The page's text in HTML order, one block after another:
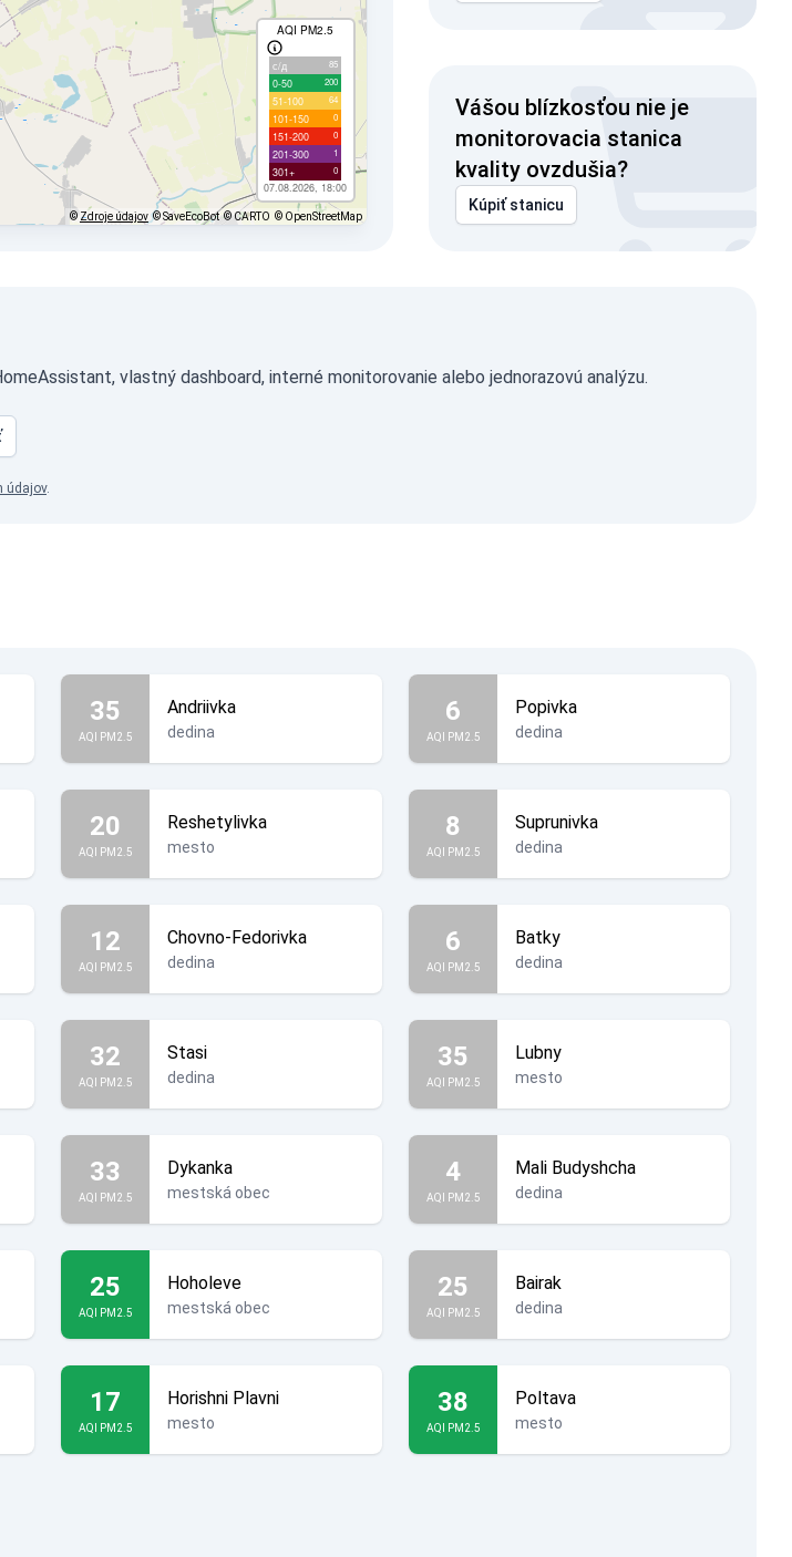
AQI PM2.5
с/д 85
0-50 200
51-100 64
101-150 0
151-200 0
201-300 1
301+ 0
07.08.2026, 18:00
© Zdroje údajov © SaveEcoBot © CARTO © OpenStreetMap
Vášou blízkosťou nie je
monitorovacia stanica
kvality ovzdušia?
Kúpiť stanicu
vlastný dashboard, interné monitorovanie alebo jednorazovú analýzu.
údajov.
35
AQI PM2.5
Andriivka
dedina
6
AQI PM2.5
Popivka
dedina
20
AQI PM2.5
Reshetylivka
mesto
8
AQI PM2.5
Suprunivka
dedina
12
AQI PM2.5
Chovno-Fedorivka
dedina
6
AQI PM2.5
Batky
dedina
32
AQI PM2.5
Stasi
dedina
35
AQI PM2.5
Lubny
mesto
33
AQI PM2.5
Dykanka
mestská obec
4
AQI PM2.5
Mali Budyshcha
dedina
25
AQI PM2.5
Hoholeve
mestská obec
25
AQI PM2.5
Bairak
dedina
17
AQI PM2.5
Horishni Plavni
mesto
38
AQI PM2.5
Poltava
mesto